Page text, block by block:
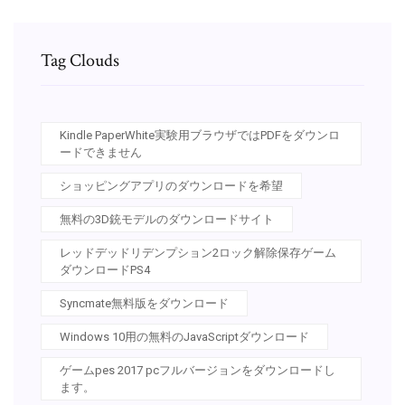
Tag Clouds
Kindle PaperWhite実験用ブラウザではPDFをダウンロ
ードできません
ショッピングアプリのダウンロードを希望
無料の3D銃モデルのダウンロードサイト
レッドデッドリデンプション2ロック解除保存ゲーム
ダウンロードPS4
Syncmate無料版をダウンロード
Windows 10用の無料のJavaScriptダウンロード
ゲームpes 2017 pcフルバージョンをダウンロードし
ます。